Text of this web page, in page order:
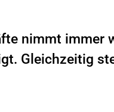
nimmt immer
Gleichzeitig